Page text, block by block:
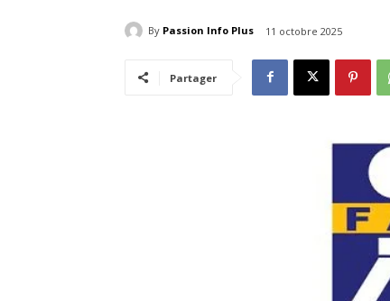
By Passion Info Plus 11 octobre 2025
Partager